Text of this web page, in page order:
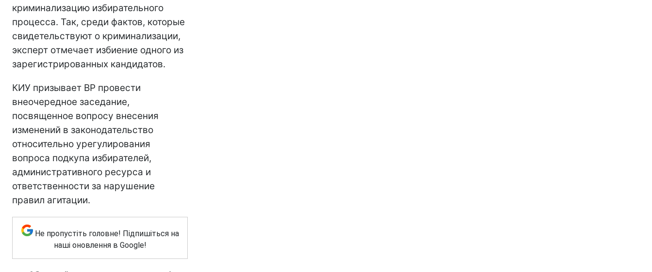
криминализацию избирательного
процесса. Так, среди фактов, которые
свидетельствуют о криминализации,
эксперт отмечает избиение одного из
зарегистрированных кандидатов.
КИУ призывает ВР провести
внеочередное заседание,
посвященное вопросу внесения
изменений в законодательство
относительно урегулирования
вопроса подкупа избирателей,
административного ресурса и
ответственности за нарушение
правил агитации.
Не пропустіть головне! Підпишіться на
наші оновлення в Google!